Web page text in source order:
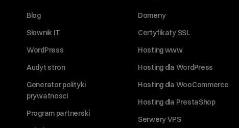
Blog
Słownik IT
WordPress
Audyt stron
Generator polityki
prywatności
Program partnerski
Domeny
Certyfikaty SSL
Hosting www
Hosting dla WordPress
Hosting dla WooCommerce
Hosting dla PrestaShop
Serwery VPS